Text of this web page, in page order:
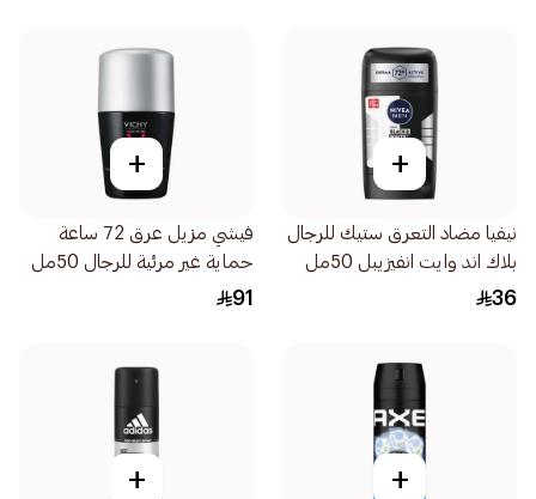
+
نيفيا مضاد التعرق ستيك للرجال
بلاك اند وايت انفيزيبل 50مل
36
+
فيشي مزيل عرق 72 ساعة
حماية غير مرئية للرجال 50مل
91
+
+